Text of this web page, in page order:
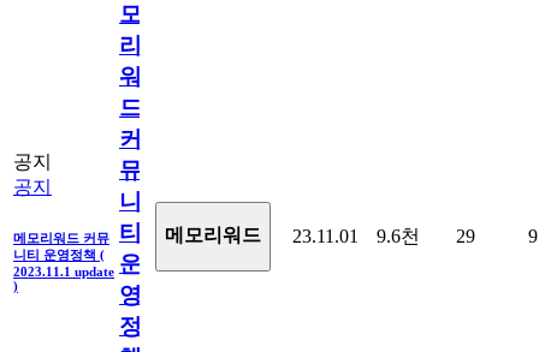
공지
공지
메모리워드 커뮤
니티 운영정책 (
2023.11.1 update
)
모
리
워
드
커
뮤
니
티
운
영
정
메모리워드 23.11.01 9.6천 29 9